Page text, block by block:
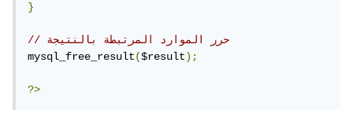
}
// حرر الموارد المرتبطة بالنتيجة
mysql_free_result($result);
?>